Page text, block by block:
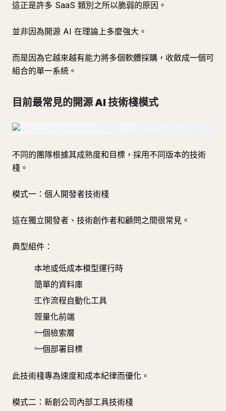
這正是許多 SaaS 類別之所以脆弱的原因。
並非因為開源 AI 在理論上多麼強大。
而是因為它越來越有能力將多個軟體採購，收斂成一個可
組合的單一系統。
目前最常見的開源 AI 技術棧模式
不同的團隊根據其成熟度和目標，採用不同版本的技術
棧。
模式一：個人開發者技術棧
這在獨立開發者、技術創作者和顧問之間很常見。
典型組件：
本地或低成本模型運行時
簡單的資料庫
工作流程自動化工具
輕量化前端
一個檢索層
一個部署目標
此技術棧專為速度和成本紀律而優化。
模式二：新創公司內部工具技術棧